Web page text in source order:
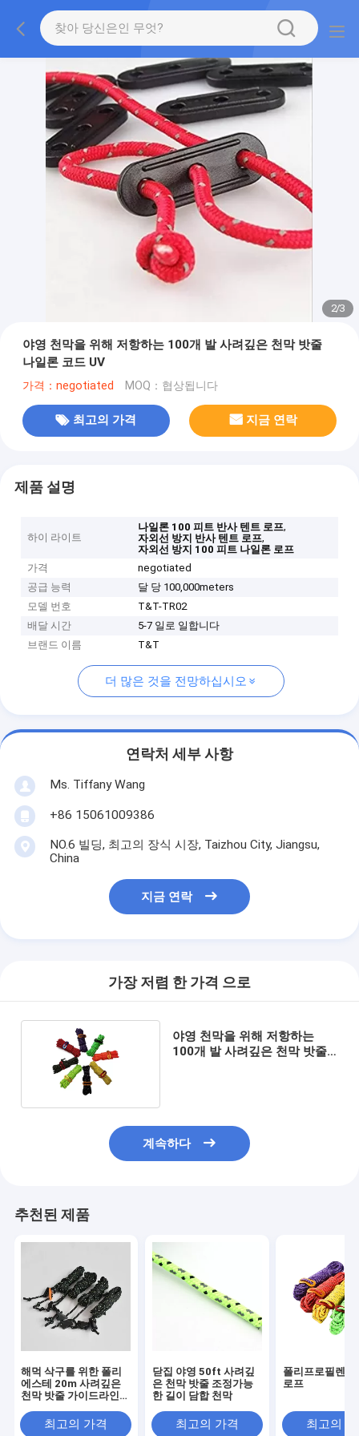
2/3
야영 천막을 위해 저항하는 100개 발 사려깊은 천막 밧줄
나일론 코드 UV
가격：negotiated MOQ：협상됩니다
최고의 가격 지금 연락
제품 설명
하이 라이트
나일론 100 피트 반사 텐트 로프,
자외선 방지 반사 텐트 로프,
자외선 방지 100 피트 나일론 로프
가격
negotiated
공급 능력
달 당 100,000meters
모델 번호
T&T-TR02
배달 시간
5-7 일로 일합니다
브랜드 이름
T&T
더 많은 것을 전망하십시오
연락처 세부 사항
Ms. Tiffany Wang
+86 15061009386
NO.6 빌딩, 최고의 장식 시장, Taizhou City, Jiangsu,
China
지금 연락
가장 저렴 한 가격 으로
야영 천막을 위해 저항하는
100개 발 사려깊은 천막 밧줄
계속하다
추천된 제품
해먹 삭구를 위한 폴리
에스테 20m 사려깊은
천막 밧줄 가이드라인
최고의 가격
닫집 야영 50ft 사려깊
은 천막 밧줄 조정가능
한 길이 담합 천막
최고의 가격
폴리프로필렌
로프
최고의